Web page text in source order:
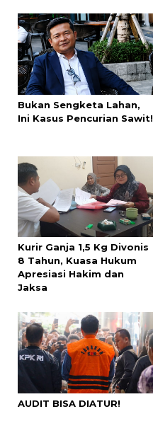
Bukan Sengketa Lahan,
Ini Kasus Pencurian Sawit!
Kurir Ganja 1,5 Kg Divonis
8 Tahun, Kuasa Hukum
Apresiasi Hakim dan
Jaksa
AUDIT BISA DIATUR!